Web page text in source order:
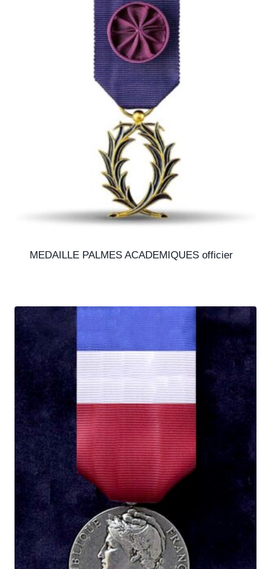
MEDAILLE PALMES ACADEMIQUES officier